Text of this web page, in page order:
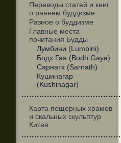
Переводы статей и книг
о раннем буддизме
Разное о буддизме
Главные места
почитания Будды
Лумбини (Lumbini)
Бодх Гая (Bodh Gaya)
Сарнатх (Sarnath)
Кушинагар
(Kushinagar)
·······································
Карта пещерных храмов
и скальных скульптур
Китая
·······································